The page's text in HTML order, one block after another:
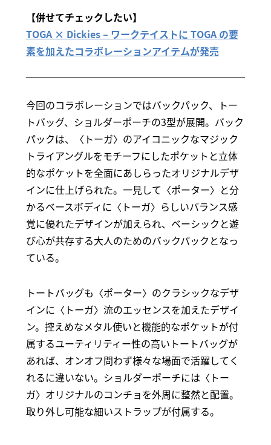
【併せてチェックしたい】
TOGA × Dickies – ワークテイストに TOGA の要
素を加えたコラボレーションアイテムが発売
今回のコラボレーションではバックパック、トー
トバッグ、ショルダーポーチの3型が展開。バック
パックは、〈トーガ〉のアイコニックなマジック
トライアングルをモチーフにしたポケットと立体
的なポケットを全面にあしらったオリジナルデザ
インに仕上げられた。一見して〈ポーター〉と分
かるベースボディに〈トーガ〉らしいバランス感
覚に優れたデザインが加えられ、ベーシックと遊
び心が共存する大人のためのバックパックとなっ
ている。
トートバッグも〈ポーター〉のクラシックなデザ
インに〈トーガ〉流のエッセンスを加えたデザイ
ン。控えめなメタル使いと機能的なポケットが付
属するユーティリティー性の高いトートバッグが
あれば、オンオフ問わず様々な場面で活躍してく
れるに違いない。ショルダーポーチには〈トー
ガ〉オリジナルのコンチョを外周に整然と配置。
取り外し可能な細いストラップが付属する。